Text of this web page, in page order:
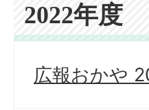
2022年度
広報おかや